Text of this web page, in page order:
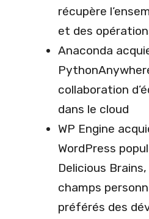
récupère
et des
Anaconda
collaboration
dans le cloud
WP Engine
WordPress
Delicious
champs
préférés des